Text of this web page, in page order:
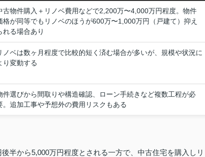
古物件購入＋リノベ費用などで2,200万〜4,000万円程度。物件
格が同等でもリノベのほうが600万〜1,000万円（戸建て）抑え
れる場合あり
ノベは数ヶ月程度で比較的短く済む場合が多いが、規模や状況に
り変動する
件選びから間取りや構造確認、ローン手続きなど複数工程が必
。追加工事や予想外の費用リスクもある
半から5,000万円程度とされる一方で、中古住宅を購入しリ